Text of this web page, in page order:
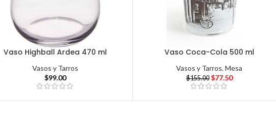
Vaso Highball Ardea 470 ml
Vasos y Tarros
$99.00
Vaso Coca-Cola 500 ml
Vasos y Tarros,Mesa
$155.00 $77.50